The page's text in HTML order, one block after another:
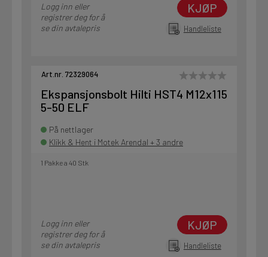
Logg inn eller
registrer deg for å
se din avtalepris
KJØP
Handleliste
Art.nr. 72329064
Ekspansjonsbolt Hilti HST4 M12x115
5-50 ELF
På nettlager
Klikk & Hent i Motek Arendal + 3 andre
1 Pakke a 40 Stk
Logg inn eller
registrer deg for å
se din avtalepris
KJØP
Handleliste